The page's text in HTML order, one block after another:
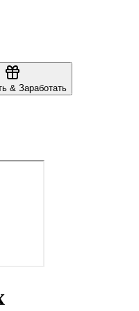
& Заработать